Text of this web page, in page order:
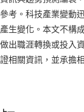
參考。科技產業變動
產生變化。本文不構
做出職涯轉換或投入
證相關資訊，並承擔